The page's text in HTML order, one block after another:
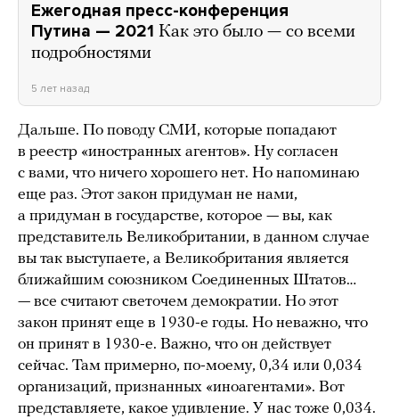
Ежегодная пресс-конференция
Путина — 2021 Как это было — со всеми
подробностями
5 лет назад
Дальше. По поводу СМИ, которые попадают
в реестр «иностранных агентов». Ну согласен
с вами, что ничего хорошего нет. Но напоминаю
еще раз. Этот закон придуман не нами,
а придуман в государстве, которое — вы, как
представитель Великобритании, в данном случае
вы так выступаете, а Великобритания является
ближайшим союзником Соединенных Штатов…
— все считают светочем демократии. Но этот
закон принят еще в 1930-е годы. Но неважно, что
он принят в 1930-е. Важно, что он действует
сейчас. Там примерно, по-моему, 0,34 или 0,034
организаций, признанных «иноагентами». Вот
представляете, какое удивление. У нас тоже 0,034.